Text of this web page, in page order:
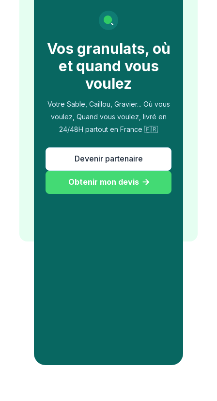
Vos granulats, où
et quand vous
voulez
Votre Sable, Caillou, Gravier... Où vous
voulez, Quand vous voulez, livré en
24/48H partout en France 🇫🇷
Devenir partenaire
Obtenir mon devis 